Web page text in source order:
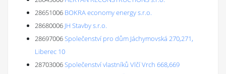
28651006 BOKRA economy energy s.r.o.
28680006 JH Stavby s.r.o.
28697006Společenství pro dům Jáchymovská 270,271,
Liberec 10
28703006Společenství vlastníků Vlčí Vrch 668,669